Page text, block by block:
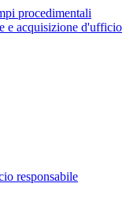
procedimentali
e acquisizione d'ufficio
responsabile